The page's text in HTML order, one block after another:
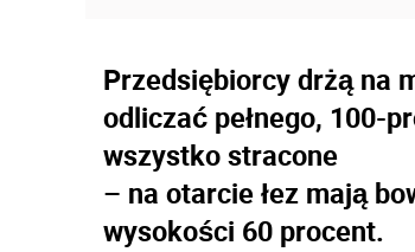
Przedsiębiorcy drżą na
odliczać pełnego, 100-
wszystko stracone
– na otarcie łez mają
wysokości 60 procent.